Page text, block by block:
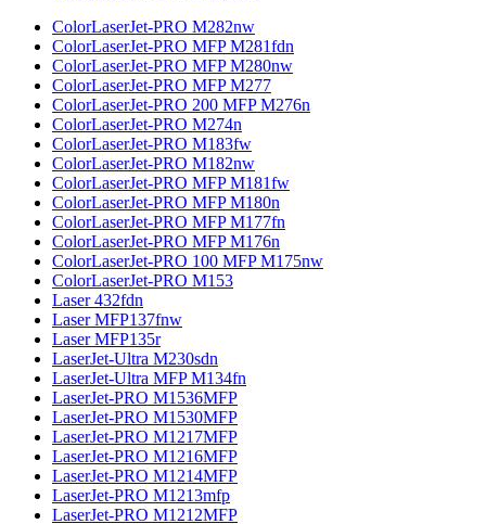
ColorLaserJet-PRO M282nw
ColorLaserJet-PRO MFP M281fdn
ColorLaserJet-PRO MFP M280nw
ColorLaserJet-PRO MFP M277
ColorLaserJet-PRO 200 MFP M276n
ColorLaserJet-PRO M274n
ColorLaserJet-PRO M183fw
ColorLaserJet-PRO M182nw
ColorLaserJet-PRO MFP M181fw
ColorLaserJet-PRO MFP M180n
ColorLaserJet-PRO MFP M177fn
ColorLaserJet-PRO MFP M176n
ColorLaserJet-PRO 100 MFP M175nw
ColorLaserJet-PRO M153
Laser 432fdn
Laser MFP137fnw
Laser MFP135r
LaserJet-Ultra M230sdn
LaserJet-Ultra MFP M134fn
LaserJet-PRO M1536MFP
LaserJet-PRO M1530MFP
LaserJet-PRO M1217MFP
LaserJet-PRO M1216MFP
LaserJet-PRO M1214MFP
LaserJet-PRO M1213mfp
LaserJet-PRO M1212MFP